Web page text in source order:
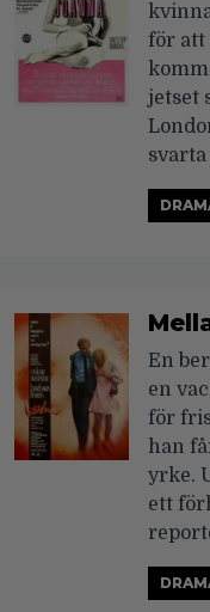
för att
jetset
En
en
för
han
yrke.
ett